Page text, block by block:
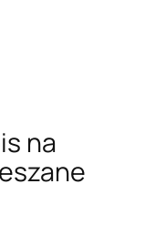
na